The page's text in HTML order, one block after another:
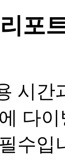
포
시간
다
수입